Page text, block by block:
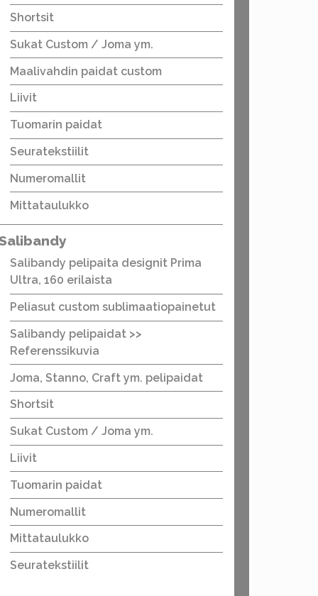
Shortsit
Sukat Custom / Joma ym.
Maalivahdin paidat custom
Liivit
Tuomarin paidat
Seuratekstiilit
Numeromallit
Mittataulukko
Salibandy pelipaita designit Prima
Ultra, 160 erilaista
Peliasut custom sublimaatiopainetut
Salibandy pelipaidat >>
Referenssikuvia
Joma, Stanno, Craft ym. pelipaidat
Shortsit
Sukat Custom / Joma ym.
Liivit
Tuomarin paidat
Numeromallit
Mittataulukko
Seuratekstiilit